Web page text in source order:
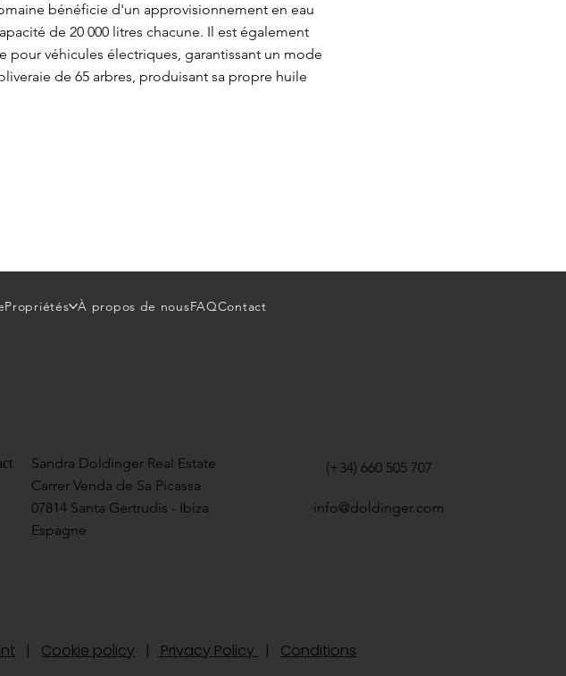
bénéficie d'un approvisionnement en eau
de 20 000 litres chacune. Il est également
véhicules électriques, garantissant un mode
de 65 arbres, produisant sa propre huile
Propriétés À propos de nousFAQContact
Sandra Doldinger Real Estate
Carrer Venda de Sa Picassa
07814 Santa Gertrudis - Ibiza
Espagne
(+34) 660 505 707
info@doldinger.com
| Cookie policy | Privacy Policy | Conditions